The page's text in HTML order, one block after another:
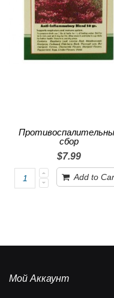
сбор
$7.99
Add to
Мой Аккаунт